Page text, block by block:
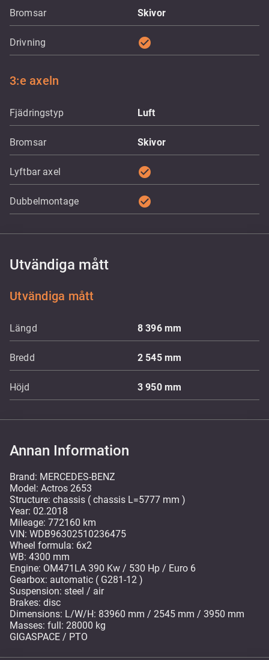
Bromsar Skivor
Drivning check_circle
3:e axeln
Fjädringstyp Luft
Bromsar Skivor
Lyftbar axel check_circle
Dubbelmontage check_circle
Utvändiga mått
Utvändiga mått
Längd 8 396 mm
Bredd 2 545 mm
Höjd 3 950 mm
Annan Information
Brand: MERCEDES-BENZ
Model: Actros 2653
Structure: chassis ( chassis L=5777 mm )
Year: 02.2018
Mileage: 772160 km
VIN: WDB96302510236475
Wheel formula: 6x2
WB: 4300 mm
Engine: OM471LA 390 Kw / 530 Hp / Euro 6
Gearbox: automatic ( G281-12 )
Suspension: steel / air
Brakes: disc
Dimensions: L/W/H: 83960 mm / 2545 mm / 3950 mm
Masses: full: 28000 kg
GIGASPACE / PTO